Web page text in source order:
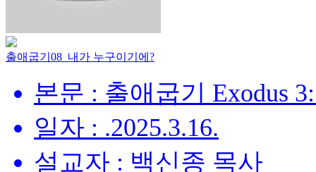
출애굽기08_내가 누구이기에?
본문 : 출애굽기 Exodus
일자 : .2025.3.16.
설교자 : 백신종 목사